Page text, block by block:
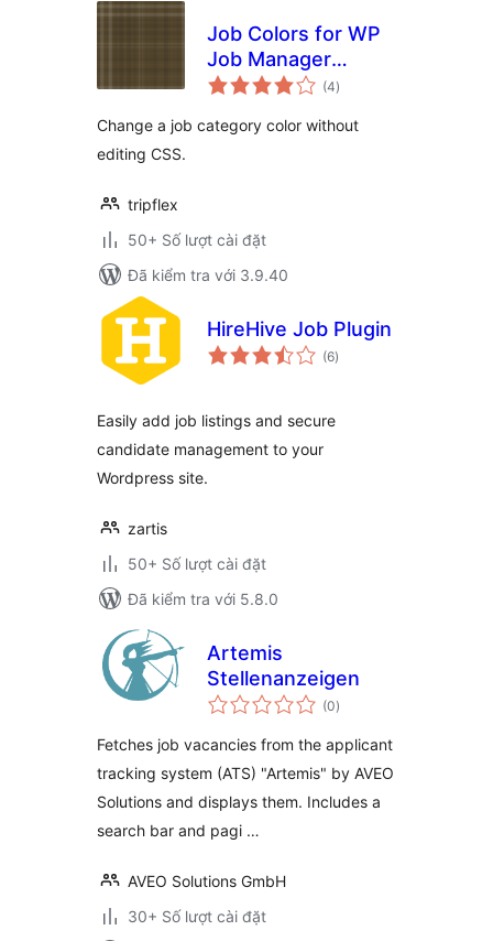
Job Colors for WP
Job Manager
Categories
(4tổng
đánh
)
Change a job category color without
editing CSS.
tripflex
50+ Số lượt cài đặt
Đã kiểm tra với 3.9.40
HireHive Job Plugin
(6tổng
đánh
)
Easily add job listings and secure
candidate management to your
Wordpress site.
zartis
50+ Số lượt cài đặt
Đã kiểm tra với 5.8.0
Artemis
Stellenanzeigen
(0tổng
đánh
)
Fetches job vacancies from the applicant
tracking system (ATS) "Artemis" by AVEO
Solutions and displays them. Includes a
search bar and pagi …
AVEO Solutions GmbH
30+ Số lượt cài đặt